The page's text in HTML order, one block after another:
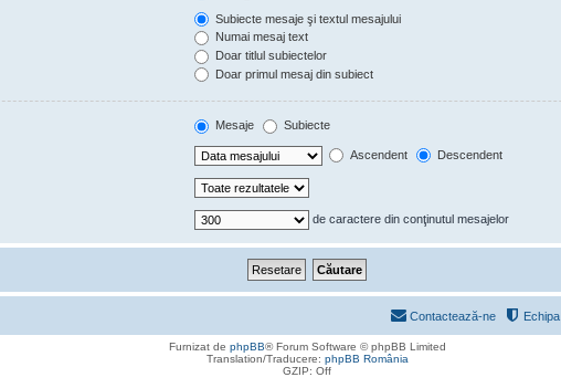
Subiecte mesaje şi textul mesajului
Numai mesaj text
Doar titlul subiectelor
Doar primul mesaj din subiect
Mesaje Subiecte
Ascendent Descendent
de caractere din conţinutul mesajelor
Echipa
Contactează-ne
Furnizat de phpBB® Forum Software © phpBB Limited
Translation/Traducere: phpBB România
GZIP: Off